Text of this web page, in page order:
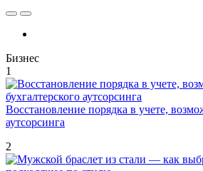
Бизнес
1
Восстановление порядка в учете,
аутсорсинга
2